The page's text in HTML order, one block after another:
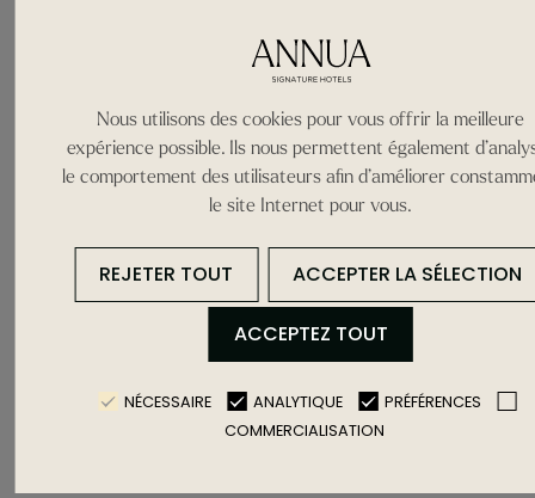
Nous utilisons des cookies pour vous offrir la meilleure
expérience possible. Ils nous permettent également
le comportement des utilisateurs afin d’améliorer
le site Internet pour vous.
REJETER TOUT ACCEPTER LA SÉLECTION
ACCEPTEZ TOUT
NÉCESSAIRE ANALYTIQUE
PRÉFÉRENCES
COMMERCIALISATION